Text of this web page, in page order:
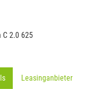
Leasinganbieter